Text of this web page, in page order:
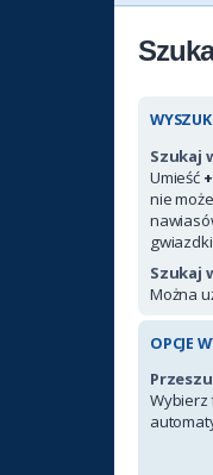
Szukaj
Umieść +
nie
Szukaj
Można
OPCJE
Wybierz